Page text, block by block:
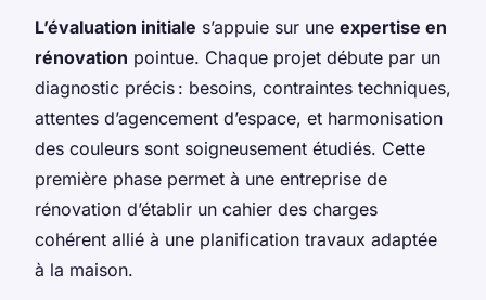
L’évaluation initiale s’appuie sur une expertise en
rénovation pointue. Chaque projet débute par un
diagnostic précis : besoins, contraintes techniques,
attentes d’agencement d’espace, et harmonisation
des couleurs sont soigneusement étudiés. Cette
première phase permet à une entreprise de
rénovation d’établir un cahier des charges
cohérent allié à une planification travaux adaptée
à la maison.